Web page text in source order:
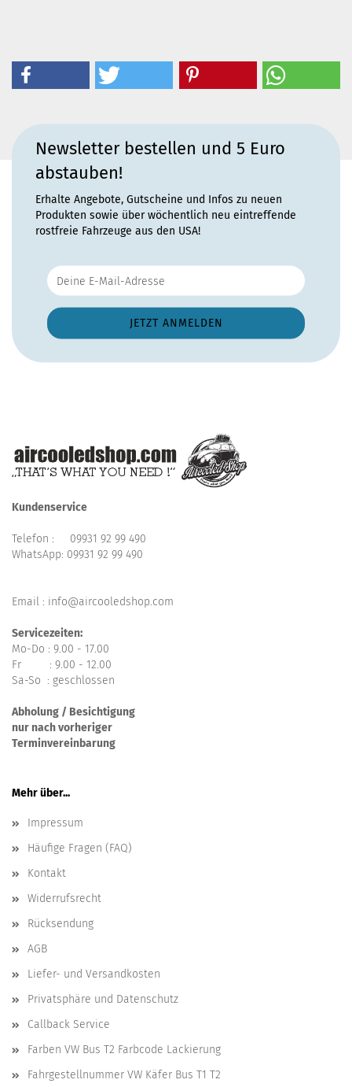
Newsletter bestellen und 5 Euro
abstauben!
Erhalte Angebote, Gutscheine und Infos zu neuen
Produkten sowie über wöchentlich neu eintreffende
rostfreie Fahrzeuge aus den USA!
Kundenservice
Telefon : 09931 92 99 490
WhatsApp: 09931 92 99 490
Email : info@aircooledshop.com
Servicezeiten:
Mo-Do : 9.00 - 17.00
Fr : 9.00 - 12.00
Sa-So : geschlossen
Abholung / Besichtigung
nur nach vorheriger
Terminvereinbarung
Mehr über...
Impressum
Häufige Fragen (FAQ)
Kontakt
Widerrufsrecht
Rücksendung
AGB
Liefer- und Versandkosten
Privatsphäre und Datenschutz
Callback Service
Farben VW Bus T2 Farbcode Lackierung
Fahrgestellnummer VW Käfer Bus T1 T2